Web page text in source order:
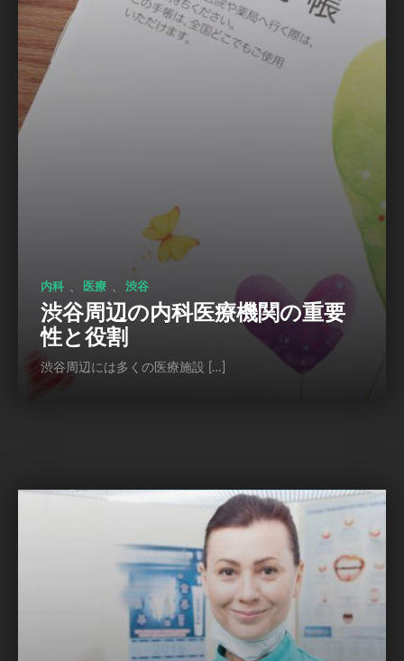
内科 医療 渋谷
渋谷周辺の内科医療機関の重要
性と役割
渋谷周辺には多くの医療施設 […]